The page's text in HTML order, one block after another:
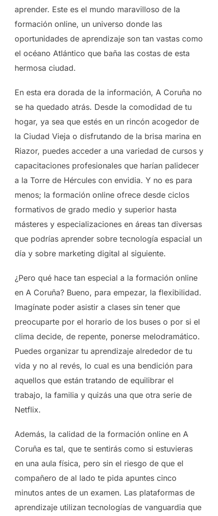
aprender. Este es el mundo maravilloso de la
formación online, un universo donde las
oportunidades de aprendizaje son tan vastas como
el océano Atlántico que baña las costas de esta
hermosa ciudad.
En esta era dorada de la información, A Coruña no
se ha quedado atrás. Desde la comodidad de tu
hogar, ya sea que estés en un rincón acogedor de
la Ciudad Vieja o disfrutando de la brisa marina en
Riazor, puedes acceder a una variedad de cursos y
capacitaciones profesionales que harían palidecer
a la Torre de Hércules con envidia. Y no es para
menos; la formación online ofrece desde ciclos
formativos de grado medio y superior hasta
másteres y especializaciones en áreas tan diversas
que podrías aprender sobre tecnología espacial un
día y sobre marketing digital al siguiente.
¿Pero qué hace tan especial a la formación online
en A Coruña? Bueno, para empezar, la flexibilidad.
Imagínate poder asistir a clases sin tener que
preocuparte por el horario de los buses o por si el
clima decide, de repente, ponerse melodramático.
Puedes organizar tu aprendizaje alrededor de tu
vida y no al revés, lo cual es una bendición para
aquellos que están tratando de equilibrar el
trabajo, la familia y quizás una que otra serie de
Netflix.
Además, la calidad de la formación online en A
Coruña es tal, que te sentirás como si estuvieras
en una aula física, pero sin el riesgo de que el
compañero de al lado te pida apuntes cinco
minutos antes de un examen. Las plataformas de
aprendizaje utilizan tecnologías de vanguardia que